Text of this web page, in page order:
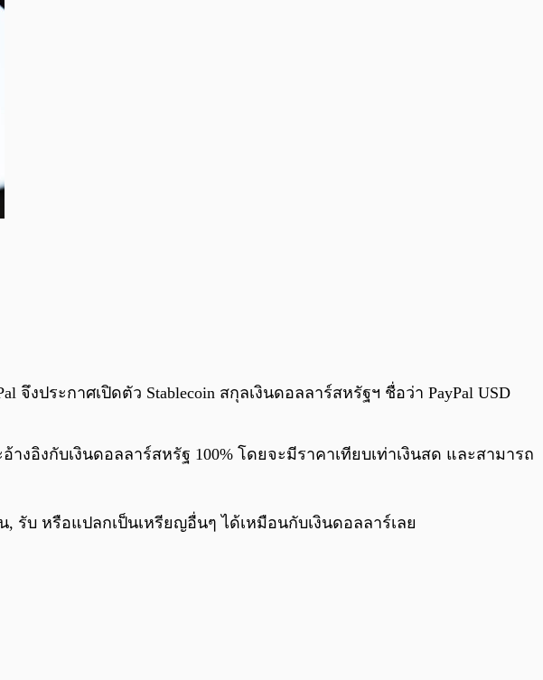
0:00 0:00
งประกาศเปิดตัว Stablecoin สกุลเงินดอลลาร์สหรัฐฯ ชื่อว่า PayPal USD
างอิงกับเงินดอลลาร์สหรัฐ 100% โดยจะมีราคาเทียบเท่าเงินสด และสามารถ
รับ หรือแปลกเป็นเหรียญอื่นๆ ได้เหมือนกับเงินดอลลาร์เลย